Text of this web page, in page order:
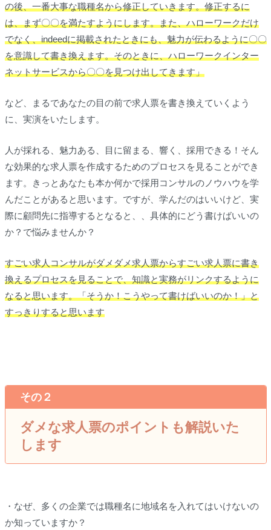
の後、一番大事な職種名から修正していきます。修正するに
は、まず〇〇を満たすようにします。また、ハローワークだけ
でなく、indeedに掲載されたときにも、魅力が伝わるように〇〇
を意識して書き換えます。そのときに、ハローワークインター
ネットサービスから〇〇を見つけ出してきます」
など、まるであなたの目の前で求人票を書き換えていくよう
に、実演をいたします。
人が採れる、魅力ある、目に留まる、響く、採用できる！そん
な効果的な求人票を作成するためのプロセスを見ることができ
ます。きっとあなたも本か何かで採用コンサルのノウハウを学
んだことがあると思います。ですが、学んだのはいいけど、実
際に顧問先に指導するとなると、、具体的にどう書けばいいの
か？で悩みませんか？
すごい求人コンサルがダメダメ求人票からすごい求人票に書き
換えるプロセスを見ることで、知識と実務がリンクするように
なると思います。「そうか！こうやって書けばいいのか！」と
すっきりすると思います
その２
ダメな求人票のポイントも解説いた
します
・なぜ、多くの企業では職種名に地域名を入れてはいけないの
か知っていますか？